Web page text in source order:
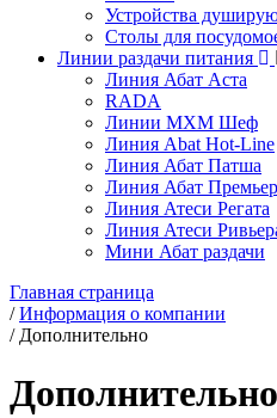
Устройства
Столы для
Линии раздачи питания
Линия Абат Аста
RADA
Линии МХМ Шеф
Линия Abat Hot-Line
Линия Абат Патша
Линия Абат Премьер
Линия Атеси Регата
Линия Атеси
Мини Абат раздачи
Главная страница
/Информация о компании
/ Дополнительно
Дополнительно